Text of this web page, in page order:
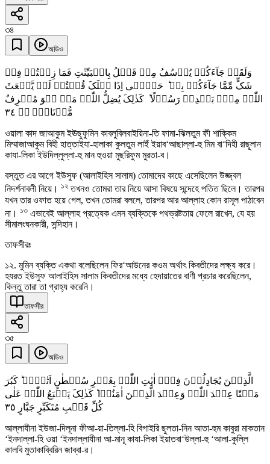
৩৪
অডিও
وَلَقَدۡ جَآءَکُمۡ یُوۡسُفُ مِنۡ قَبۡلُ بِالۡبَیِّنٰتِ فَمَا زِلۡتُمۡ فِیۡ
شَکٍّ مِّمَّا جَآءَکُمۡ بِہٖ ؕ حَتّٰۤی اِذَا ہَلَکَ قُلۡتُمۡ لَنۡ یَّبۡعَثَ
اللّٰہُ مِنۡۢ بَعۡدِہٖ رَسُوۡلًا ؕ کَذٰلِکَ یُضِلُّ اللّٰہُ مَنۡ ہُوَ مُسۡرِفٌ
مُّرۡتَابُۨ ۚۖ ٣٤
ওয়ালা কাদ জাআকুম ইঊছুফুমিন কাবলুবিলবাইয়িনা-তি ফামা-ঝিলতুম ফী শাক্কিম
মিম্মাজাআকুম বিহী হাত্তাইযা-হালাকা কুলতুম লাইঁ ইয়াব‘আছাল্লা-হু মিম বা‘দিহী রাছূলান
কাযা-লিকা ইউদিল্লুল্লা-হু মান হুওয়া মুছরিফুম মুরতা-ব।
বস্তুত এর আগে ইউসুফ (আলাইহিস সালাম) তোমাদের কাছে এসেছিলেন উজ্জ্বল
নিদর্শনাবলী নিয়ে। ১২ তখনও তোমরা তার নিয়ে আসা বিষয়ে সন্দেহে পতিত ছিলে। তারপর
যখন তার ওফাত হয়ে গেল, তখন তোমরা বললে, তারপর আর আল্লাহ কোন রাসূল পাঠাবেন
না। ১৩ এভাবেই আল্লাহ প্রত্যেক এমন ব্যক্তিকে পথভ্রষ্টতায় ফেলে রাখেন, যে হয়
সীমালংঘনকারী, সন্দিহান।
তাফসীরঃ
১২. মুমিন ব্যক্তি একথা বলেছিলেন ফির‘আউনের কওম অর্থাৎ কিবতীদের লক্ষ্য করে।
হযরত ইউসুফ আলাইহিস সালাম কিবতীদের মধ্যে হেদায়াতের বাণী প্রচার করেছিলেন,
কিন্তু তারা তা গ্রাহ্য করেনি।
তাফসীর
৩৫
অডিও
الَّذِیۡنَ یُجَادِلُوۡنَ فِیۡۤ اٰیٰتِ اللّٰہِ بِغَیۡرِ سُلۡطٰنٍ اَتٰہُمۡ ؕ کَبُرَ
مَقۡتًا عِنۡدَ اللّٰہِ وَعِنۡدَ الَّذِیۡنَ اٰمَنُوۡا ؕ کَذٰلِکَ یَطۡبَعُ اللّٰہُ عَلٰی
کُلِّ قَلۡبِ مُتَکَبِّرٍ جَبَّارٍ ٣٥
আল্লাযীনা ইউজা-দিলূনা ফীআ-য়া-তিল্লা-হি বিগাইরি ছুলতা-নিন আতা-হুম কাবুরা মাকতান
‘ইনদাল্লা-হি ওয়া ‘ইনদাল্লাযীনা আ-মানূ কাযা-লিকা ইয়াতবা‘উল্লা-হু ‘আলা-কুল্লি
কালবি মুতাকাব্বিরিন জাব্বা-র।